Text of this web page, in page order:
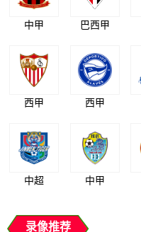
中甲 巴西甲
西甲 西甲
中超 中甲
录像推荐